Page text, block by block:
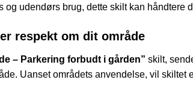
og udendørs brug, dette skilt kan håndtere
respekt om dit område
– Parkering forbudt i gården” skilt,
Uanset områdets anvendelse, vil